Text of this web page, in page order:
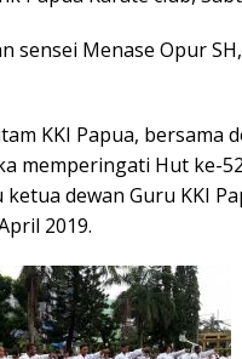
sensei Menase Opur
KKI Papua, bersama
memperingati Hut ke-
dewan Guru KKI
2019.